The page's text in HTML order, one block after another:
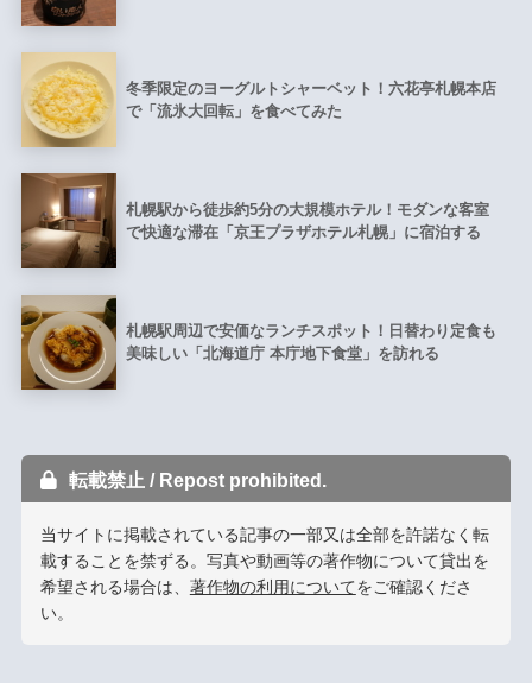
冬季限定のヨーグルトシャーベット！六花亭札幌本店
で「流氷大回転」を食べてみた
札幌駅から徒歩約5分の大規模ホテル！モダンな客室
で快適な滞在「京王プラザホテル札幌」に宿泊する
札幌駅周辺で安価なランチスポット！日替わり定食も
美味しい「北海道庁 本庁地下食堂」を訪れる
転載禁止 / Repost prohibited.
当サイトに掲載されている記事の一部又は全部を許諾なく転
載することを禁ずる。写真や動画等の著作物について貸出を
希望される場合は、 著作物の利用についてをご確認くださ
い。